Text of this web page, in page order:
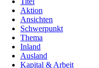
Aktion
Ansichten
Schwerpunkt
Thema
Inland
Ausland
Kapital & Arbeit